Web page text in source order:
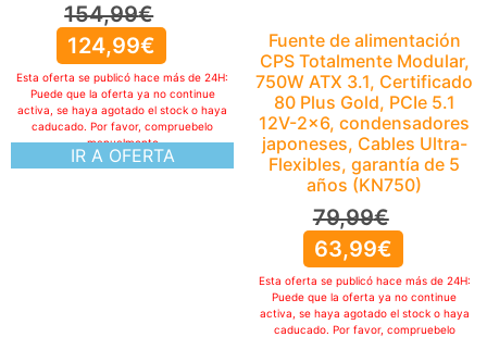
154,99€
124,99€
IR A OFERTA
Esta oferta se publicó hace más de 24H:
Puede que la oferta ya no continue
activa, se haya agotado el stock o haya
caducado. Por favor, compruebelo
manualmente
Fuente de alimentación
CPS Totalmente Modular,
750W ATX 3.1, Certificado
80 Plus Gold, PCIe 5.1
12V-2×6, condensadores
japoneses, Cables Ultra-
Flexibles, garantía de 5
años (KN750)
79,99€
63,99€
Esta oferta se publicó hace más de 24H:
Puede que la oferta ya no continue
activa, se haya agotado el stock o haya
caducado. Por favor, compruebelo